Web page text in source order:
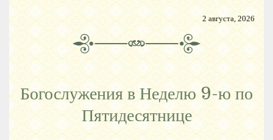
2 августа, 2026
Богослужения в Неделю 9-ю по
Пятидесятнице